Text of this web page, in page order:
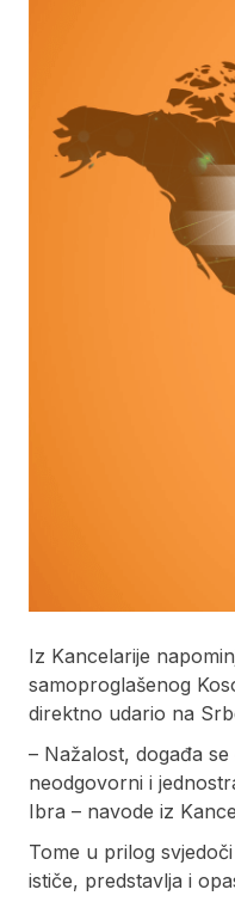
Iz Kancelarije
samoproglašenog
direktno udario na
– Nažalost, događa
neodgovorni i
Ibra – navode iz
Tome u prilog
ističe, predstavlja i